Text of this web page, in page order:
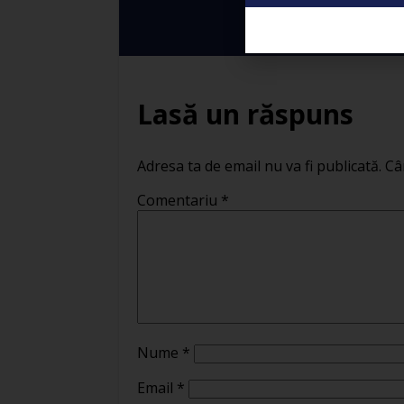
Lasă un răspuns
Adresa ta de email nu va fi publicată.
Comentariu *
Nume *
Email *